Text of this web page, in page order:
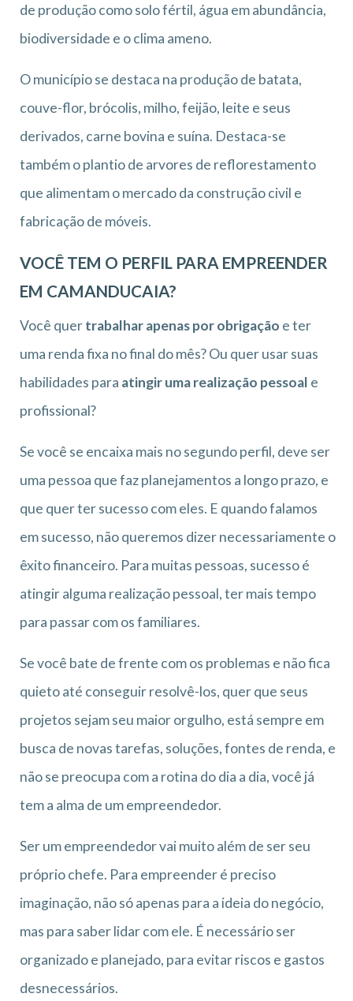
de produção como solo fértil, água em abundância,
biodiversidade e o clima ameno.
O município se destaca na produção de batata,
couve-flor, brócolis, milho, feijão, leite e seus
derivados, carne bovina e suína. Destaca-se
também o plantio de arvores de reflorestamento
que alimentam o mercado da construção civil e
fabricação de móveis.
VOCÊ TEM O PERFIL PARA EMPREENDER
EM CAMANDUCAIA?
Você quertrabalhar apenas por obrigação e ter
uma renda fixa no final do mês? Ou quer usar suas
habilidades para atingir uma realização pessoal e
profissional?
Se você se encaixa mais no segundo perfil, deve ser
uma pessoa que faz planejamentos a longo prazo, e
que quer ter sucesso com eles. E quando falamos
em sucesso, não queremos dizer necessariamente o
êxito financeiro. Para muitas pessoas, sucesso é
atingir alguma realização pessoal, ter mais tempo
para passar com os familiares.
Se você bate de frente com os problemas e não fica
quieto até conseguir resolvê-los, quer que seus
projetos sejam seu maior orgulho, está sempre em
busca de novas tarefas, soluções, fontes de renda, e
não se preocupa com a rotina do dia a dia, você já
tem a alma de um empreendedor.
Ser um empreendedor vai muito além de ser seu
próprio chefe. Para empreender é preciso
imaginação, não só apenas para a ideia do negócio,
mas para saber lidar com ele. É necessário ser
organizado e planejado, para evitar riscos e gastos
desnecessários.